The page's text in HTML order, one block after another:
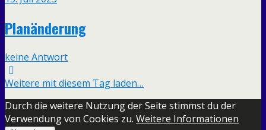
Planänderung
keine Antwort
Weitere mit diesem Tag laden…
Durch die weitere Nutzung der Seite stimmst du der
Verwendung von Cookies zu. Weitere Informationen